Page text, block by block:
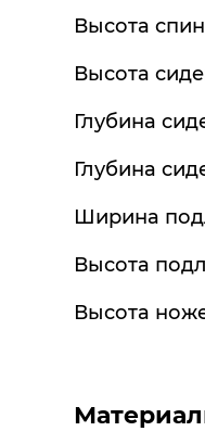
Высота
Высота
Глубина
Глубина
Ширина
Высота
Высота